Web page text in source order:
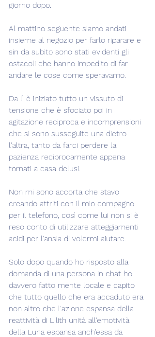
giorno dopo.
Al mattino seguente siamo andati
insieme al negozio per farlo riparare e
sin da subito sono stati evidenti gli
ostacoli che hanno impedito di far
andare le cose come speravamo.
Da lì è iniziato tutto un vissuto di
tensione che è sfociato poi in
agitazione reciproca e incomprensioni
che si sono susseguite una dietro
l'altra, tanto da farci perdere la
pazienza reciprocamente appena
tornati a casa delusi.
Non mi sono accorta che stavo
creando attriti con il mio compagno
per il telefono, così come lui non si è
reso conto di utilizzare atteggiamenti
acidi per l'ansia di volermi aiutare.
Solo dopo quando ho risposto alla
domanda di una persona in chat ho
davvero fatto mente locale e capito
che tutto quello che era accaduto era
non altro che l'azione espansa della
reattività di Lilith unità all'emotività
della Luna espansa anch'essa da